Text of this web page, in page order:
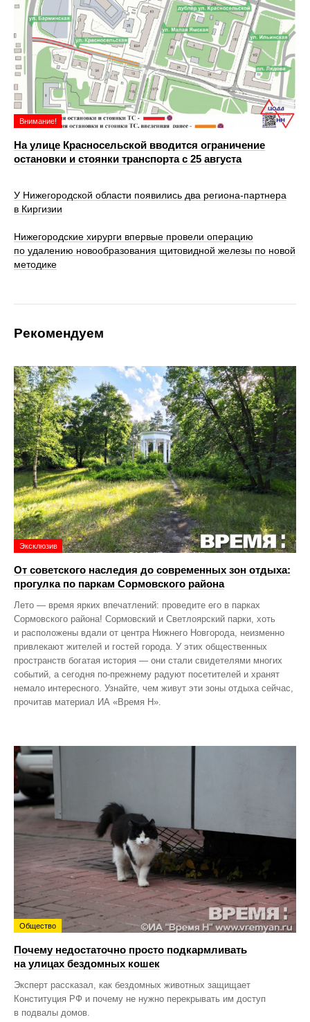
Внимание!
На улице Красносельской вводится ограничение
остановки и стоянки транспорта с 25 августа
У Нижегородской области появились два региона-партнера
в Киргизии
Нижегородские хирурги впервые провели операцию
по удалению новообразования щитовидной железы по новой
методике
Рекомендуем
Эксклюзив
От советского наследия до современных зон отдыха:
прогулка по паркам Сормовского района
Лето — время ярких впечатлений: проведите его в парках
Сормовского района! Сормовский и Светлоярский парки, хоть
и расположены вдали от центра Нижнего Новгорода, неизменно
привлекают жителей и гостей города. У этих общественных
пространств богатая история — они стали свидетелями многих
событий, а сегодня по‑прежнему радуют посетителей и хранят
немало интересного. Узнайте, чем живут эти зоны отдыха сейчас,
прочитав материал ИА «Время Н».
Общество
Почему недостаточно просто подкармливать
на улицах бездомных кошек
Эксперт рассказал, как бездомных животных защищает
Конституция РФ и почему не нужно перекрывать им доступ
в подвалы домов.